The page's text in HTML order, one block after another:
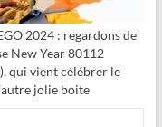
2024 : regardons de
New Year 80112
qui vient célébrer le
jolie boite